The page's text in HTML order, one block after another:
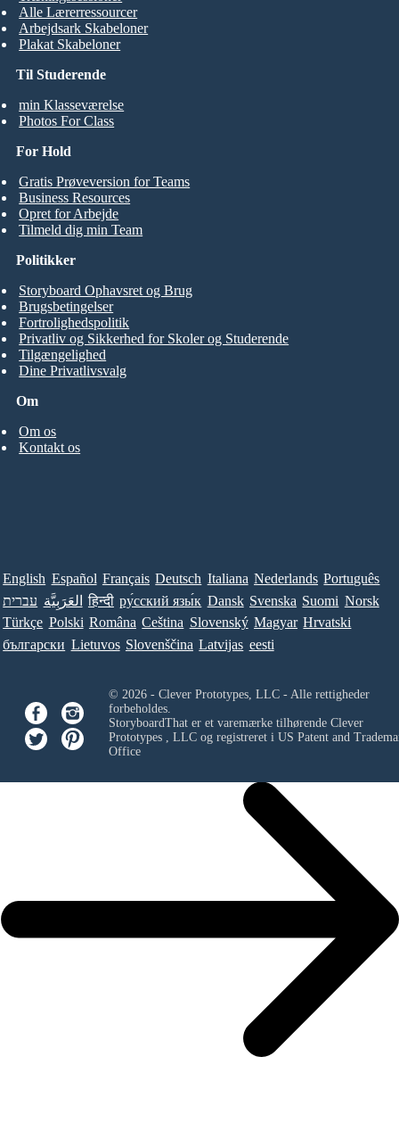
Til Studerende
min Klasseværelse
Photos For Class
Alle Lærerressourcer
Arbejdsark Skabeloner
Plakat Skabeloner
For Hold
Gratis Prøveversion for Teams
Business Resources
Opret for Arbejde
Tilmeld dig min Team
Om
Om os
Kontakt os
Politikker
Storyboard Ophavsret og Brug
Brugsbetingelser
Fortrolighedspolitik
Privatliv og Sikkerhed for Skoler og Studerende
Tilgængelighed
Dine Privatlivsvalg
English Español Français Deutsch Italiana Nederlands Português
עברית العَرَبِيَّة हिन्दी ру́сский язы́к Dansk Svenska Suomi Norsk
Türkçe Polski Româna Ceština Slovenský Magyar Hrvatski
български Lietuvos Slovenščina Latvijas eesti
© 2026 - Clever Prototypes, LLC - Alle rettigheder
forbeholdes.
StoryboardThat er et varemærke tilhørende Clever
Prototypes , LLCog registreret i US Patent and
Office